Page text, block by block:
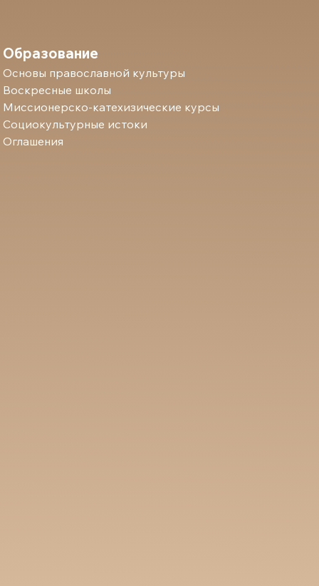
Образование
Основы православной культуры
Воскресные школы
Миссионерско-катехизические курсы
Социокультурные истоки
Оглашения